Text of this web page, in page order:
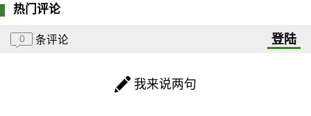
热门评论
0 条评论 登陆
我来说两句